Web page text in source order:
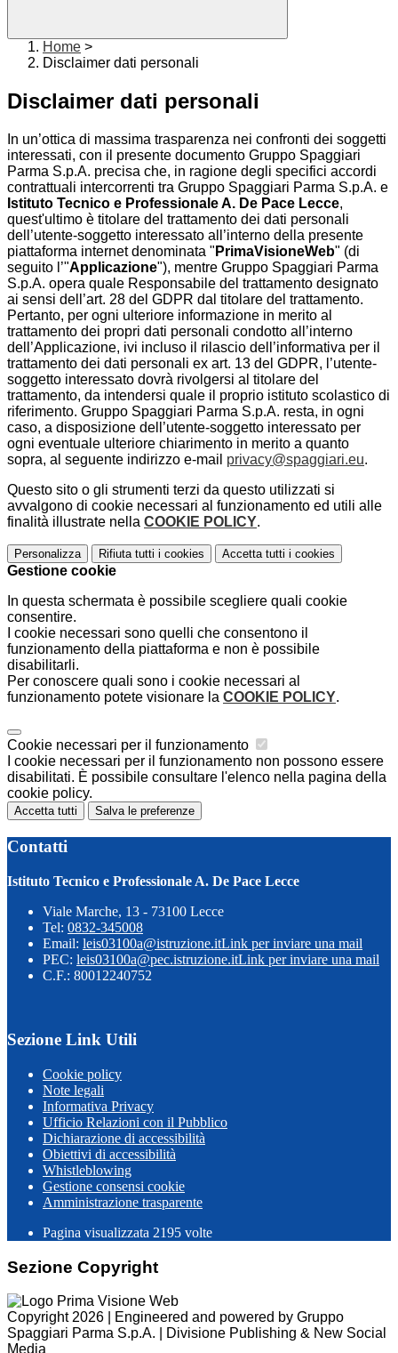
Home >
Disclaimer dati personali
Disclaimer dati personali
In un’ottica di massima trasparenza nei confronti dei soggetti
interessati, con il presente documento Gruppo Spaggiari
Parma S.p.A. precisa che, in ragione degli specifici accordi
contrattuali intercorrenti tra Gruppo Spaggiari Parma S.p.A. e
Istituto Tecnico e Professionale A. De Pace Lecce,
quest'ultimo è titolare del trattamento dei dati personali
dell’utente-soggetto interessato all’interno della presente
piattaforma internet denominata " PrimaVisioneWeb" (di
seguito l’"Applicazione"), mentre Gruppo Spaggiari Parma
S.p.A. opera quale Responsabile del trattamento designato
ai sensi dell’art. 28 del GDPR dal titolare del trattamento.
Pertanto, per ogni ulteriore informazione in merito al
trattamento dei propri dati personali condotto all’interno
dell’Applicazione, ivi incluso il rilascio dell’informativa per il
trattamento dei dati personali ex art. 13 del GDPR, l’utente-
soggetto interessato dovrà rivolgersi al titolare del
trattamento, da intendersi quale il proprio istituto scolastico di
riferimento. Gruppo Spaggiari Parma S.p.A. resta, in ogni
caso, a disposizione dell’utente-soggetto interessato per
ogni eventuale ulteriore chiarimento in merito a quanto
sopra, al seguente indirizzo e-mail privacy@spaggiari.eu.
Questo sito o gli strumenti terzi da questo utilizzati si
avvalgono di cookie necessari al funzionamento ed utili alle
finalità illustrate nella COOKIE POLICY.
Personalizza Rifiuta tutti i cookies Accetta tutti i cookies
Gestione cookie
In questa schermata è possibile scegliere quali cookie
consentire.
I cookie necessari sono quelli che consentono il
funzionamento della piattaforma e non è possibile
disabilitarli.
Per conoscere quali sono i cookie necessari al
funzionamento potete visionare la COOKIE POLICY.
Cookie necessari per il funzionamento
I cookie necessari per il funzionamento non possono essere
disabilitati. È possibile consultare l'elenco nella pagina della
cookie policy.
Accetta tutti Salva le preferenze
Contatti
Istituto Tecnico e Professionale A. De Pace Lecce
Viale Marche, 13 - 73100 Lecce
Tel: 0832-345008
Email: leis03100a@istruzione.itLink per inviare una mail
PEC: leis03100a@pec.istruzione.itLink per inviare una mail
C.F.: 80012240752
Sezione Link Utili
Cookie policy
Note legali
Informativa Privacy
Ufficio Relazioni con il Pubblico
Dichiarazione di accessibilità
Obiettivi di accessibilità
Whistleblowing
Gestione consensi cookie
Amministrazione trasparente
Pagina visualizzata 2195 volte
Sezione Copyright
Copyright 2026 | Engineered and powered by Gruppo
Spaggiari Parma S.p.A. | Divisione Publishing & New Social
Media